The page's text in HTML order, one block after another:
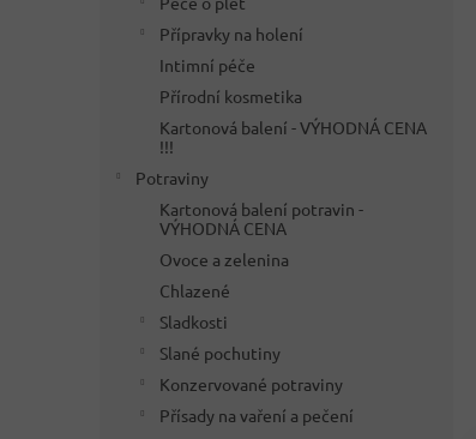
Přípravky na holení
Intimní péče
Přírodní kosmetika
Kartonová balení - VÝHODNÁ CENA
!!!
Potraviny
Kartonová balení potravin -
VÝHODNÁ CENA
Ovoce a zelenina
Chlazené
Sladkosti
Slané pochutiny
Konzervované potraviny
Přísady na vaření a pečení